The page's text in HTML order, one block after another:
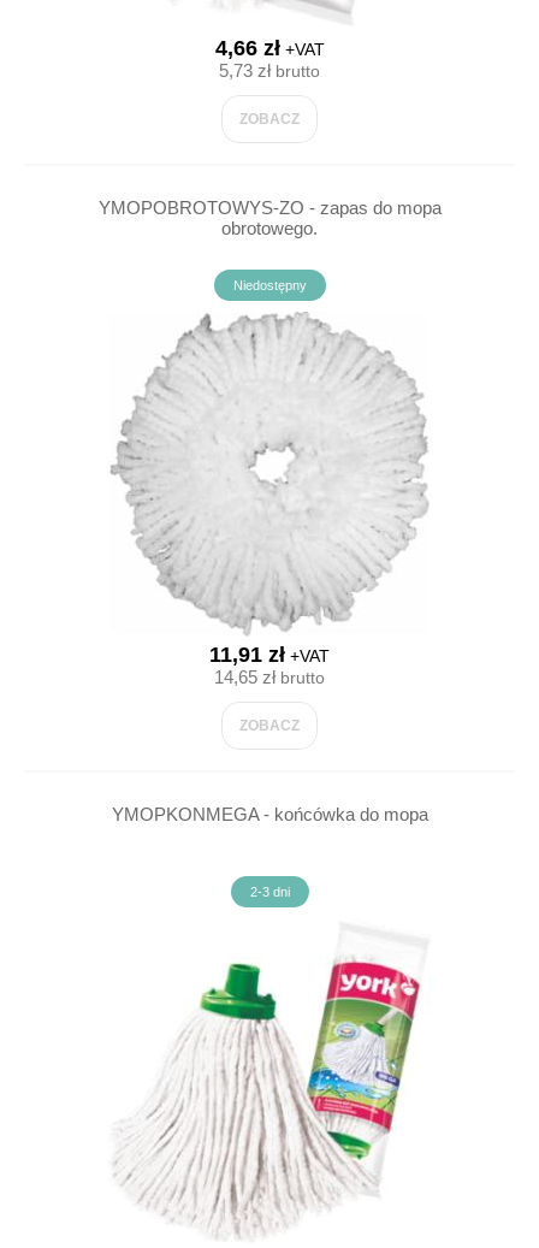
4,66 zł+VAT
5,73 złbrutto
ZOBACZ
YMOPOBROTOWYS-ZO - zapas do mopa
obrotowego.
Niedostępny
11,91 zł +VAT
14,65 złbrutto
ZOBACZ
YMOPKONMEGA - końcówka do mopa
2-3 dni